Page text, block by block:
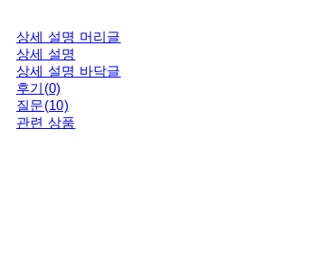
상세 설명 머리글
상세 설명
상세 설명 바닥글
후기(0)
질문(10)
관련 상품